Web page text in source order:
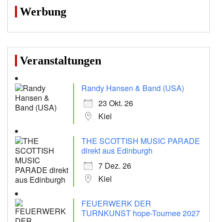
Werbung
Veranstaltungen
Randy Hansen & Band (USA)
23 Okt. 26
Kiel
THE SCOTTISH MUSIC PARADE
direkt aus Edinburgh
7 Dez. 26
Kiel
FEUERWERK DER
TURNKUNST hope-Tournee 2027